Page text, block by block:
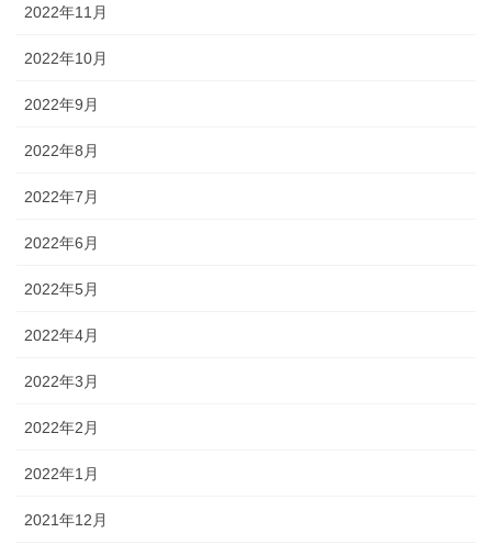
2022年11月
2022年10月
2022年9月
2022年8月
2022年7月
2022年6月
2022年5月
2022年4月
2022年3月
2022年2月
2022年1月
2021年12月